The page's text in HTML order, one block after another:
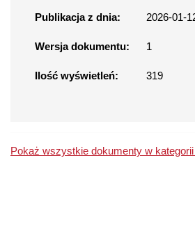
Publikacja z dnia: 2026-01-
Wersja dokumentu: 1
Ilość wyświetleń: 319
Pokaż wszystkie dokumenty w kategorii